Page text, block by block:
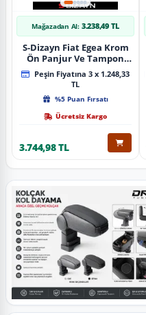
Mağazadan Al: 3.238,49 TL
S-Dizayn Fiat Egea Krom
Ön Panjur Ve Tampon
Çıta Seti Diamond Model
22 Prç. 2020 Üzeri (Parlak
Peşin Fiyatına 3 x 1.248,33
TL
%5 Puan Fırsatı
Ücretsiz Kargo
3.744,98 TL